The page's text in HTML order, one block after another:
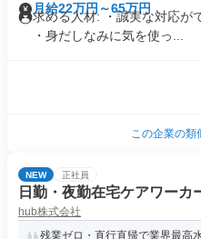
月給22万円～65万円
求める人材: ・誠実な対応が
・身だしなみに気を使っ...
この企業の類
NEW 正社員
日勤・夜勤在宅ケアワーカ
hub株式会社
残業ゼロ・直行直帰で業界最高